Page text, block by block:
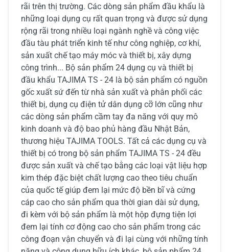
rãi trên thị trường. Các dòng sản phẩm đầu khẩu là
những loại dụng cụ rất quan trọng và được sử dụng
rộng rãi trong nhiều loại ngành nghề và công việc
đầu tàu phát triển kinh tế như công nghiệp, cơ khí,
sản xuất chế tạo máy móc và thiết bị, xây dựng
công trình... Bộ sản phẩm 24 dụng cụ và thiết bị
đầu khẩu TAJIMA TS - 24 là bộ sản phẩm có nguồn
gốc xuất sứ đến từ nhà sản xuất và phân phối các
thiết bị, dụng cụ điện tử dân dụng cỡ lớn cũng như
các dòng sản phẩm cầm tay đa năng với quy mô
kinh doanh và độ bao phủ hàng đầu Nhật Bản,
thương hiệu TAJIMA TOOLS. Tất cả các dụng cụ và
thiết bị có trong bộ sản phẩm TAJIMA TS - 24 đều
được sản xuất và chế tạo bằng các loại vật liệu hợp
kim thép đặc biệt chất lượng cao theo tiêu chuẩn
của quốc tế giúp đem lại mức độ bền bĩ và cứng
cáp cao cho sản phẩm qua thời gian dài sử dụng,
đi kèm với bộ sản phẩm là một hộp đựng tiện lợi
đem lại tính cơ động cao cho sản phẩm trong các
công đoạn vận chuyển và đi lại cùng với những tính